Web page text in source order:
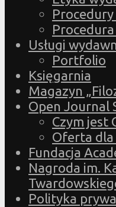
Usługi
Portfolio
Księgarnia
Magazyn
Open Journal
Czym jest
Oferta dla
Fundacja
Nagroda im.
Polityka